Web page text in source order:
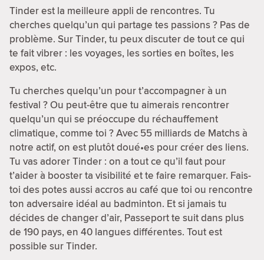
Tinder est la meilleure appli de rencontres. Tu
cherches quelqu’un qui partage tes passions ? Pas de
problème. Sur Tinder, tu peux discuter de tout ce qui
te fait vibrer : les voyages, les sorties en boîtes, les
expos, etc.
Tu cherches quelqu’un pour t’accompagner à un
festival ? Ou peut-être que tu aimerais rencontrer
quelqu’un qui se préoccupe du réchauffement
climatique, comme toi ? Avec 55 milliards de Matchs à
notre actif, on est plutôt doué•es pour créer des liens.
Tu vas adorer Tinder : on a tout ce qu’il faut pour
t’aider à booster ta visibilité et te faire remarquer. Fais-
toi des potes aussi accros au café que toi ou rencontre
ton adversaire idéal au badminton. Et si jamais tu
décides de changer d’air, Passeport te suit dans plus
de 190 pays, en 40 langues différentes. Tout est
possible sur Tinder.